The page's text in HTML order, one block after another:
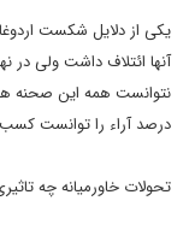
یکی از دلایل شکست
آنها ائتلاف داشت ولی در
درصد آراء را توانست
تحولات خاورمیانه چه